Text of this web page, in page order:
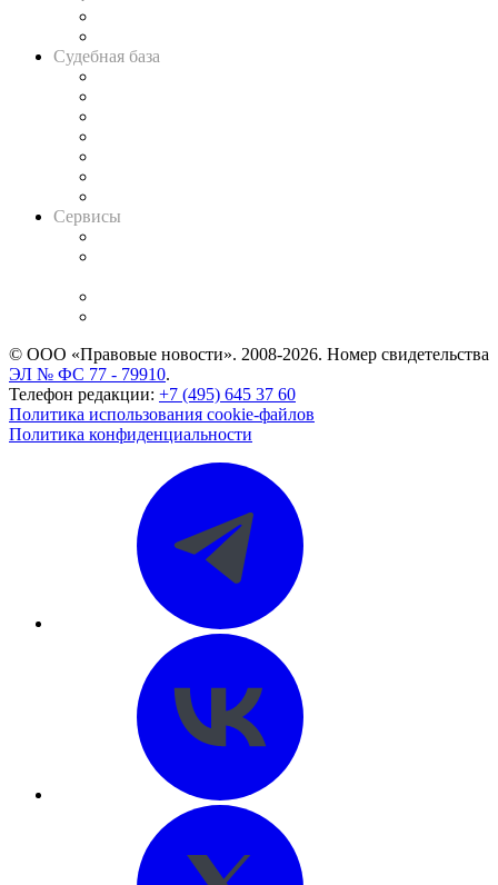
Судебная база
Сервисы
© ООО «Правовые новости». 2008-2026. Номер свидетельства
ЭЛ № ФС 77 - 79910.
Телефон редакции: +7 (495) 645 37 60
Политика использования cookie-файлов
Политика конфиденциальности